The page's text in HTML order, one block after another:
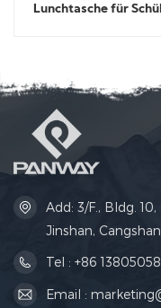
Lunchtasche für
Add: 3/F., Bldg.
Jinshan,
Tel : +86
Email :